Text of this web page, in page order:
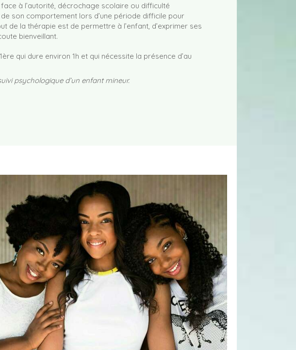
à l’autorité, décrochage scolaire ou difficulté
son comportement lors d’une période difficile pour
de la thérapie est de permettre à l’enfant, d’exprimer ses
bienveillant.
qui dure environ 1h et qui nécessite la présence d’au
psychologique d’un enfant mineur.